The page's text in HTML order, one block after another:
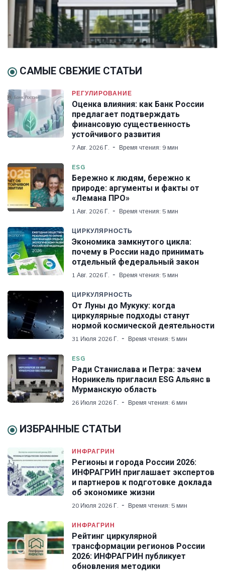
САМЫЕ СВЕЖИЕ СТАТЬИ
РЕГУЛИРОВАНИЕ
Оценка влияния: как Банк России
предлагает подтверждать
финансовую существенность
устойчивого развития
7 Авг. 2026 Г. Время чтения: 9 мин
ESG
Бережно к людям, бережно к
природе: аргументы и факты от
«Лемана ПРО»
1 Авг. 2026 Г. Время чтения: 5 мин
ЦИРКУЛЯРНОСТЬ
Экономика замкнутого цикла:
почему в России надо принимать
отдельный федеральный закон
1 Авг. 2026 Г. Время чтения: 5 мин
ЦИРКУЛЯРНОСТЬ
От Луны до Мукуку: когда
циркулярные подходы станут
нормой космической деятельности
31 Июля 2026 Г. Время чтения: 5 мин
ESG
Ради Станислава и Петра: зачем
Норникель пригласил ESG Альянс в
Мурманскую область
26 Июля 2026 Г. Время чтения: 6 мин
ИЗБРАННЫЕ СТАТЬИ
ИНФРАГРИН
Регионы и города России 2026:
ИНФРАГРИН приглашает экспертов
и партнеров к подготовке доклада
об экономике жизни
20 Июля 2026 Г. Время чтения: 5 мин
ИНФРАГРИН
Рейтинг циркулярной
трансформации регионов России
2026: ИНФРАГРИН публикует
обновления методики